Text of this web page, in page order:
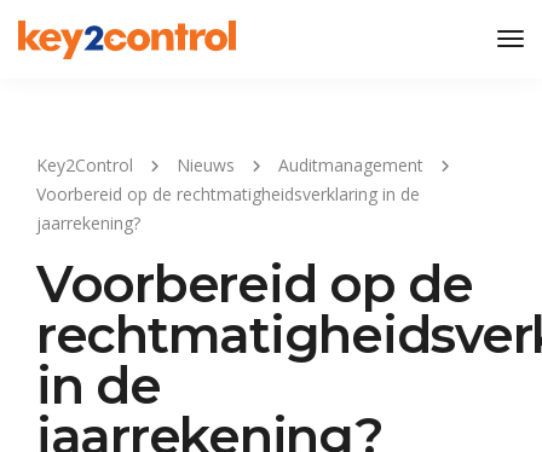
Key2Control Nieuws
Auditmanagement
Voorbereid op de rechtmatigheidsverklaring in de
jaarrekening?
Voorbereid op de
in de
jaarrekening?